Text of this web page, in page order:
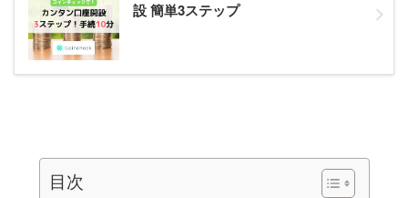
設 簡単3ステップ
目次